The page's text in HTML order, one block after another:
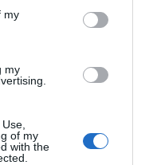
my
my
of my
with the
€